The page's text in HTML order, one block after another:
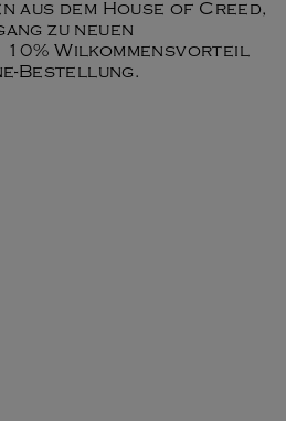
aus dem House of Creed,
zu neuen
10% Wilkommensvorteil
Bestellung.